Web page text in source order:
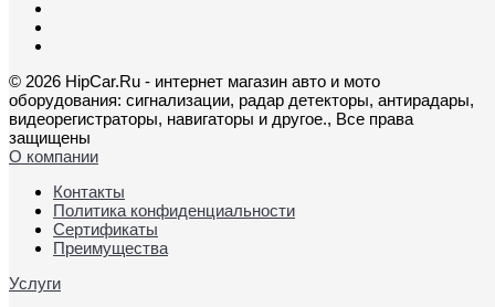
© 2026 HipCar.Ru - интернет магазин авто и мото
оборудования: сигнализации, радар детекторы, антирадары,
видеорегистраторы, навигаторы и другое., Все права
защищены
О компании
Контакты
Политика конфиденциальности
Сертификаты
Преимущества
Услуги